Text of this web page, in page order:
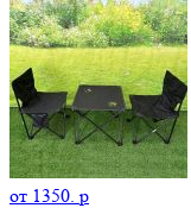
от 1350. p